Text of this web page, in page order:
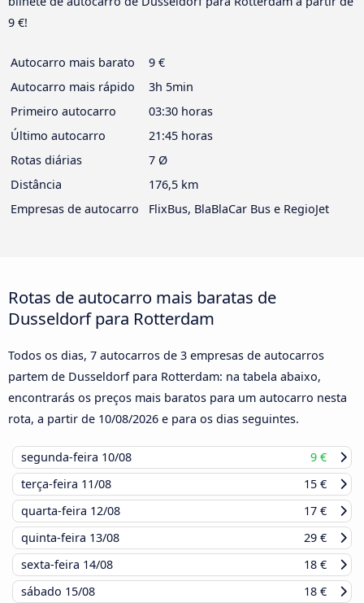
9 €!
Autocarro mais barato
9 €
Autocarro mais rápido
3h 5min
Primeiro autocarro
03:30 horas
Último autocarro
21:45 horas
Rotas diárias
7 Ø
Distância
176,5 km
Empresas de autocarro
FlixBus, BlaBlaCar Bus e RegioJet
Rotas de autocarro mais baratas de
Dusseldorf para Rotterdam
Todos os dias, 7 autocarros de 3 empresas de autocarros
partem de Dusseldorf para Rotterdam: na tabela abaixo,
encontrarás os preços mais baratos para um autocarro nesta
rota, a partir de 10/08/2026 e para os dias seguintes.
segunda-feira 10/08
9 €
terça-feira 11/08
15 €
quarta-feira 12/08
17 €
quinta-feira 13/08
29 €
sexta-feira 14/08
18 €
sábado 15/08 18 €